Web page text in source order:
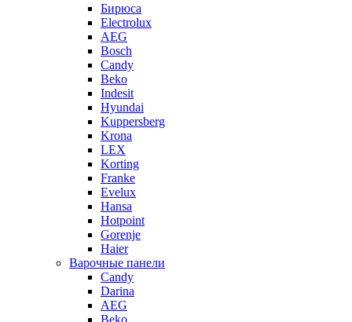
Бирюса
Electrolux
AEG
Bosch
Candy
Beko
Indesit
Hyundai
Kuppersberg
Krona
LEX
Korting
Franke
Evelux
Hansa
Hotpoint
Gorenje
Haier
Варочные панели
Candy
Darina
AEG